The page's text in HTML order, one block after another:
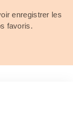
enregistrer les
favoris.